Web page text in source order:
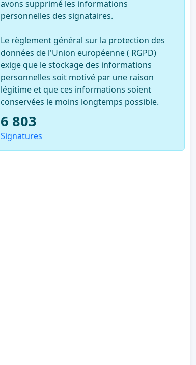
avons supprimé les informations
personnelles des signataires.
Le règlement général sur la protection des
données de l'Union européenne ( RGPD)
exige que le stockage des informations
personnelles soit motivé par une raison
légitime et que ces informations soient
conservées le moins longtemps possible.
6 803
Signatures